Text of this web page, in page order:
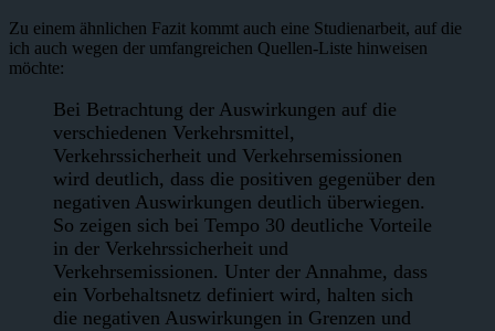
Zu einem ähnlichen Fazit kommt auch eine Studienarbeit, auf die
ich auch wegen der umfangreichen Quellen-Liste hinweisen
möchte:
Bei Betrachtung der Auswirkungen auf die
verschiedenen Verkehrsmittel,
Verkehrssicherheit und Verkehrsemissionen
wird deutlich, dass die positiven gegenüber den
negativen Auswirkungen deutlich überwiegen.
So zeigen sich bei Tempo 30 deutliche Vorteile
in der Verkehrssicherheit und
Verkehrsemissionen. Unter der Annahme, dass
ein Vorbehaltsnetz definiert wird, halten sich
die negativen Auswirkungen in Grenzen und